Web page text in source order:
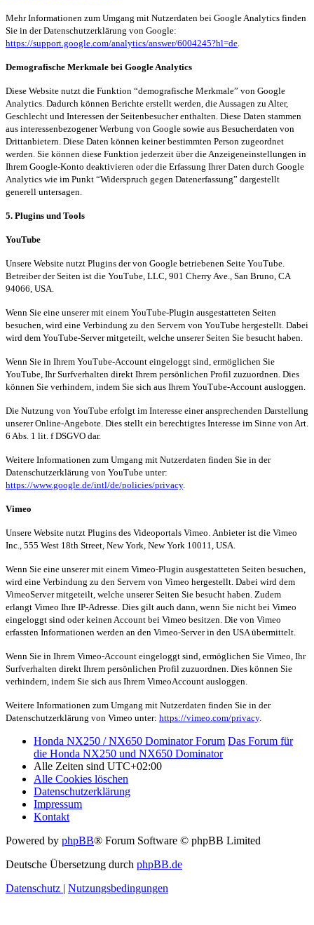
Mehr Informationen zum Umgang mit Nutzerdaten bei Google Analytics finden
Sie in der Datenschutzerklärung von Google:
https://support.google.com/analytics/answer/6004245?hl=de
Demografische Merkmale bei Google Analytics
Diese Website nutzt die Funktion “demografische Merkmale” von Google
Analytics. Dadurch können Berichte erstellt werden, die Aussagen zu Alter,
Geschlecht und Interessen der Seitenbesucher enthalten. Diese Daten stammen
aus interessenbezogener Werbung von Google sowie aus Besucherdaten von
Drittanbietern. Diese Daten können keiner bestimmten Person zugeordnet
werden. Sie können diese Funktion jederzeit über die Anzeigeneinstellungen in
Ihrem Google-Konto deaktivieren oder die Erfassung Ihrer Daten durch Google
Analytics wie im Punkt “Widerspruch gegen Datenerfassung” dargestellt
generell untersagen.
5. Plugins und Tools
YouTube
Unsere Website nutzt Plugins der von Google betriebenen Seite YouTube.
Betreiber der Seiten ist die YouTube, LLC, 901 Cherry Ave., San Bruno, CA
94066, USA.
Wenn Sie eine unserer mit einem YouTube-Plugin ausgestatteten Seiten
besuchen, wird eine Verbindung zu den Servern von YouTube hergestellt. Dabei
wird dem YouTube-Server mitgeteilt, welche unserer Seiten Sie besucht haben.
Wenn Sie in Ihrem YouTube-Account eingeloggt sind, ermöglichen Sie
YouTube, Ihr Surfverhalten direkt Ihrem persönlichen Profil zuzuordnen. Dies
können Sie verhindern, indem Sie sich aus Ihrem YouTube-Account ausloggen.
Die Nutzung von YouTube erfolgt im Interesse einer ansprechenden Darstellung
unserer Online-Angebote. Dies stellt ein berechtigtes Interesse im Sinne von Art.
6 Abs. 1 lit . f DSGVO dar.
Weitere Informationen zum Umgang mit Nutzerdaten finden Sie in der
Datenschutzerklärung von YouTube unter:
https://www.google.de/intl/de/policies/privacy.
Vimeo
Unsere Website nutzt Plugins des Videoportals Vimeo Anbieter ist die Vimeo
Inc., 555 West 18th Street, New York, New York 10011, USA.
Wenn Sie eine unserer mit einem Vimeo-Plugin ausgestatteten Seiten besuchen,
wird eine Verbindung zu den Servern von Vimeo hergestellt. Dabei wird dem
VimeoServermitgeteilt, welche unserer Seiten Sie besucht haben. Zudem
erlangt Vimeo Ihre IP-Adresse. Dies gilt auch dann, wenn Sie nicht bei Vimeo
eingeloggt sind oder keinen Account bei Vimeo besitzen. Die von Vimeo
erfassten Informationen werden an den Vimeo-Server in den USA übermittelt.
Wenn Sie in Ihrem Vimeo-Account eingeloggt sind, ermöglichen Sie Vimeo , Ihr
Surfverhalten direkt Ihrem persönlichen Profil zuzuordnen. Dies können Sie
verhindern, indem Sie sich aus Ihrem VimeoAccount ausloggen.
Weitere Informationen zum Umgang mit Nutzerdaten finden Sie in der
Datenschutzerklärung von Vimeo unter: https://vimeo.com/privacy.
Honda NX250 / NX650 Dominator Forum Das Forum für
die Honda NX250 und NX650 Dominator
Alle Zeiten sind UTC+02:00
Alle Cookies löschen
Datenschutzerklärung
Impressum
Kontakt
Powered by phpBB® Forum Software © phpBB Limited
Deutsche Übersetzung durch phpBB.de
Datenschutz | Nutzungsbedingungen